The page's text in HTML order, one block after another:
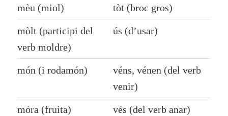
mèu (miol) tòt (broc gros)
mòlt (participi del
verbmoldre)
ús (d’usar)
món (i rodamón)
véns, vénen (del verb
venir)
móra (fruita) vés (del verbanar)